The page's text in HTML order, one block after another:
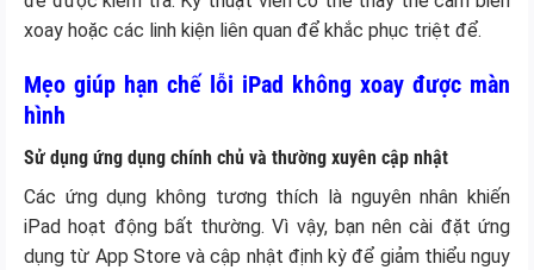
xoay hoặc các linh kiện liên quan để khắc phục triệt để.
Mẹo giúp hạn chế lỗi iPad không xoay được màn
hình
Sử dụng ứng dụng chính chủ và thường xuyên cập nhật
Các ứng dụng không tương thích là nguyên nhân khiến
iPad hoạt động bất thường. Vì vậy, bạn nên cài đặt ứng
dụng từ App Store và cập nhật định kỳ để giảm thiểu nguy